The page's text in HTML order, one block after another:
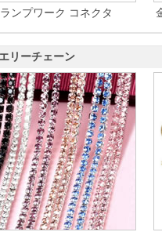
ランプワーク コネクタ
リーチェーン